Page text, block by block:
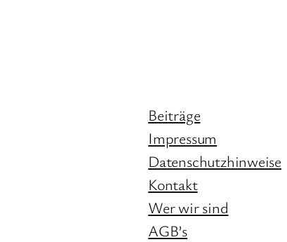
Beiträge
Impressum
Datenschutzhinweise
Kontakt
Wer wir sind
AGB’s